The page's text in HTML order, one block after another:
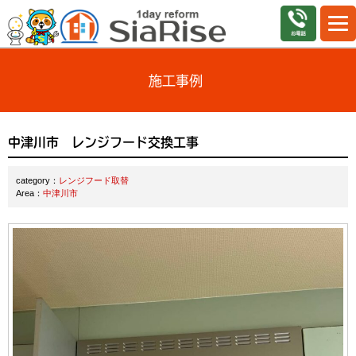
施工事例
中津川市 レンジフード交換工事
category： レンジフード取替
Area： 中津川市